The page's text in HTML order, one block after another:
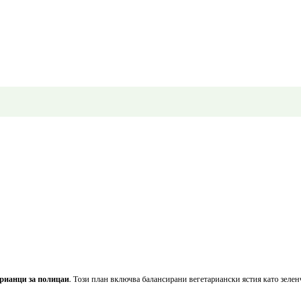
за полицаи. Този план включва балансирани вегетариански ястия като